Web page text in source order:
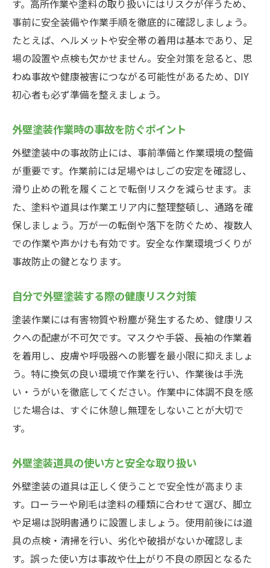
す。高所作業や塗料の取り扱いにはリスクが伴うため、
事前に安全装備や作業手順を徹底的に確認しましょう。
たとえば、ヘルメットや安全帯の着用は基本であり、足
場の設置や点検も欠かせません。安全対策を怠ると、思
わぬ事故や健康被害につながる可能性があるため、DIY
初心者も必ず準備を整えましょう。
外壁塗装作業時の事故を防ぐポイント
外壁塗装中の事故防止には、事前準備と作業環境の整備
が重要です。作業前には足場やはしごの安定を確認し、
滑り止めの靴を履くことで転倒リスクを減らせます。ま
た、塗料や道具は作業エリア内に整理整頓し、通路を確
保しましょう。万が一の転倒や落下を防ぐため、複数人
での作業や声かけも有効です。安全な作業環境づくりが
事故防止の鍵となります。
自分で外壁塗装する際の健康リスク対策
塗装作業には有害物質や粉塵が発生するため、健康リス
クへの配慮が不可欠です。マスクや手袋、長袖の作業着
を着用し、皮膚や呼吸器への影響を最小限に抑えましょ
う。特に換気の良い環境で作業を行い、作業後は手洗
い・うがいを徹底してください。作業中に体調不良を感
じた場合は、すぐに休憩し無理をしないことが大切で
す。
外壁塗装道具の使い方と安全な取り扱い
外壁塗装の道具は正しく使うことで安全性が高まりま
す。ローラーや刷毛は塗料の種類に合わせて選び、脚立
や足場は説明書通りに設置しましょう。使用前後には道
具の点検・清掃を行い、劣化や破損がないか確認しま
す。誤った使い方は事故や仕上がり不良の原因となるた